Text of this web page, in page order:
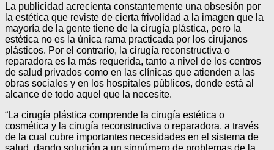
La publicidad acrecienta constantemente una obsesión por
la estética que reviste de cierta frivolidad a la imagen que la
mayoría de la gente tiene de la cirugía plástica, pero la
estética no es la única rama practicada por los cirujanos
plásticos. Por el contrario, la cirugía reconstructiva o
reparadora es la más requerida, tanto a nivel de los centros
de salud privados como en las clínicas que atienden a las
obras sociales y en los hospitales públicos, donde está al
alcance de todo aquel que la necesite.
“La cirugía plástica comprende la cirugía estética o
cosmética y la cirugía reconstructiva o reparadora, a través
de la cual cubre importantes necesidades en el sistema de
salud, dando solución a un sinnúmero de problemas de la